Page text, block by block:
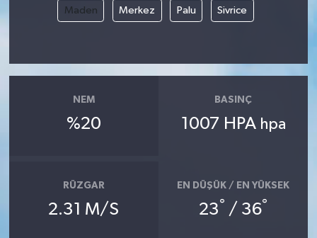
Maden Merkez Palu Sivrice
NEM
%20
BASINÇ
1007 HPA hpa
RÜZGAR
2.31 M/S
EN DÜŞÜK / EN YÜKSEK
23° / 36°